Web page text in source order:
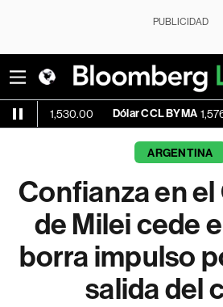
PUBLICIDAD
Dólar CCL BYMA 1,576.23
ARGENTINA
Confianza en
de Milei cede
borra impulso
salida del